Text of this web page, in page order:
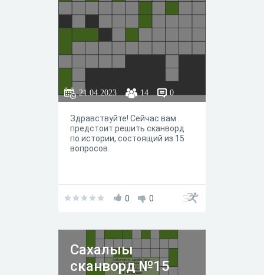
21.04.2023 14 0
Здравствуйте! Сейчас вам
предстоит решить сканворд
по истории, состоящий из 15
вопросов.
0 0
Сахалыы
сканворд №15